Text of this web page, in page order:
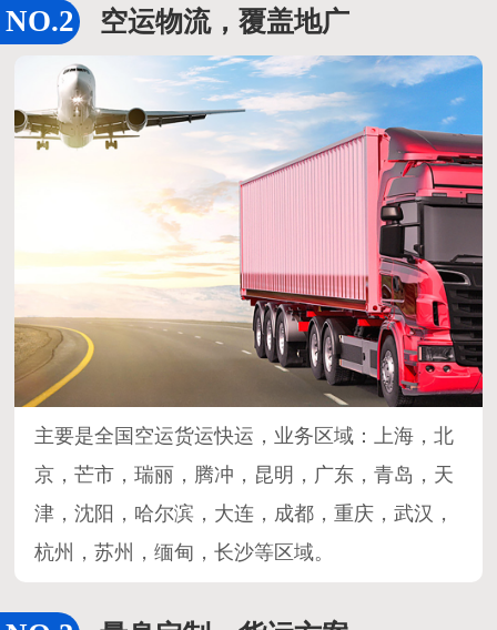
空运物流，覆盖地广
主要是全国空运货运快运，业务区域：上海，北
京，芒市，瑞丽，腾冲，昆明，广东，青岛，天
津，沈阳，哈尔滨，大连，成都，重庆，武汉，
杭州，苏州，缅甸，长沙等区域。